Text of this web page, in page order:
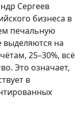
Сергеев
бизнеса в
печальную
выделяются на
25–30%, всё
Это означает,
в